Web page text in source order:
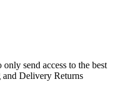
send access to the best
and Delivery Returns